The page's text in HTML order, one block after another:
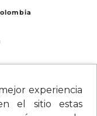
experiencia
el sitio estas